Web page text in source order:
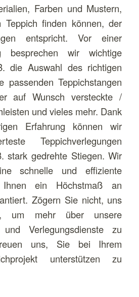
Farben und Mustern,
finden können, der
entspricht. Vor einer
besprechen wir wichtige
die Auswahl des richtigen
passenden Teppichstangen
auf Wunsch versteckte /
und vieles mehr. Dank
Erfahrung können wir
Teppichverlegungen
stark gedrehte Stiegen. Wir
schnelle und effiziente
ein Höchstmaß an
Zögern Sie nicht, uns
um mehr über unsere
und Verlegungsdienste zu
uns, Sie bei Ihrem
unterstützen zu